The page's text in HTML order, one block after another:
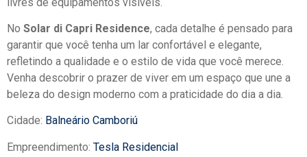
No Solar di Capri Residence, cada detalhe é pensado para
garantir que você tenha um lar confortável e elegante,
refletindo a qualidade e o estilo de vida que você merece.
Venha descobrir o prazer de viver em um espaço que une a
beleza do design moderno com a praticidade do dia a dia.
Cidade: Balneário Camboriú
Empreendimento: Tesla Residencial